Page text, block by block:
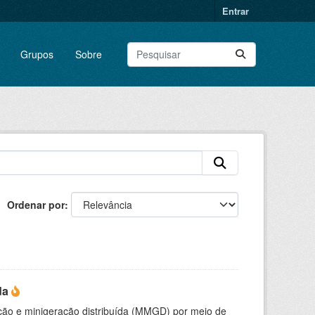
Entrar
Grupos Sobre
Ordenar por
e minigeração distribuída (MMGD) por meio de